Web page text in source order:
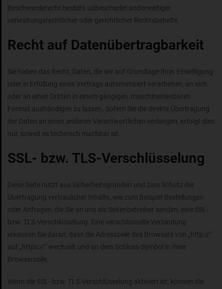
Beschwerderecht besteht unbeschadet anderweitiger
verwaltungsrechtlicher oder gerichtlicher Rechtsbehelfe.
Recht auf Datenübertragbarkeit
Sie haben das Recht, Daten, die wir auf Grundlage Ihrer Einwilligung
oder in Erfüllung eines Vertrags automatisiert verarbeiten, an sich
oder an einen Dritten in einem gängigen, maschinenlesbaren
Format aushändigen zu lassen. Sofern Sie die direkte Übertragung
der Daten an einen anderen Verantwortlichen verlangen, erfolgt dies
nur, soweit es technisch machbar ist.
SSL- bzw. TLS-Verschlüsselung
Diese Seite nutzt aus Sicherheitsgründen und zum Schutz der
Übertragung vertraulicher Inhalte, wie zum Beispiel Bestellungen
oder Anfragen, die Sie an uns als Seitenbetreiber senden, eine SSL-
bzw. TLS-Verschlüsselung. Eine verschlüsselte Verbindung
erkennen Sie daran, dass die Adresszeile des Browsers von „http://“
auf „https://“ wechselt und an dem Schloss-Symbol in Ihrer
Browserzeile.
Wenn die SSL- bzw. TLS-Verschlüsselung aktiviert ist, können die